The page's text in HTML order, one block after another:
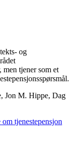
og
tjener som et
Jon M. Hippe, Dag